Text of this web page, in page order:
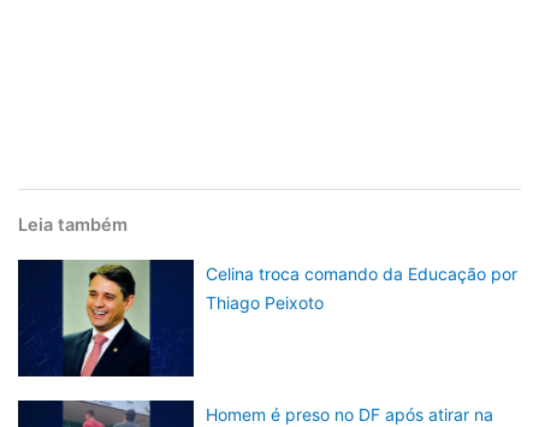
Leia também
Celina troca comando da Educação por
Thiago Peixoto
Homem é preso no DF após atirar na